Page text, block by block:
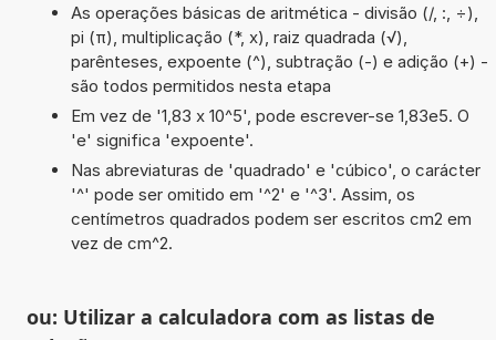
As operações básicas de aritmética - divisão (/, :, ÷),
pi (π), multiplicação (*, x), raiz quadrada (√),
parênteses, expoente (^), subtração (-) e adição (+) -
são todos permitidos nesta etapa
Em vez de '1,83 x 10^5', pode escrever-se 1,83e5. O
'e' significa 'expoente'.
Nas abreviaturas de 'quadrado' e 'cúbico', o carácter
'^' pode ser omitido em '^2' e '^3'. Assim, os
centímetros quadrados podem ser escritos cm2 em
vez de cm^2.
ou: Utilizar a calculadora com as listas de